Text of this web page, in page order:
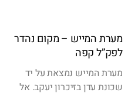
מערת המייש – מקום נהדר
לפק”ל קפה
מערת המייש נמצאת על יד
שכונת עדן בזיכרון יעקב. אל